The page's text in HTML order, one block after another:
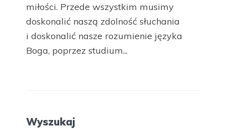
miłości. Przede wszystkim musimy
doskonalić naszą zdolność słuchania
i doskonalić nasze rozumienie języka
Boga, poprzez studium...
Wyszukaj